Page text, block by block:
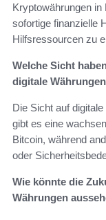
Kryptowährungen
sofortige finanzielle
Hilfsressourcen zu
Welche Sicht
digitale
Die Sicht auf
gibt es eine
Bitcoin, während
oder
Wie könnte die
Währungen